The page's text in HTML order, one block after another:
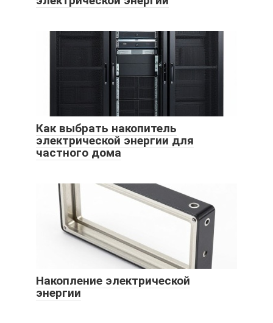
Как выбрать накопитель
электрической энергии для
частного дома
Накопление электрической
энергии